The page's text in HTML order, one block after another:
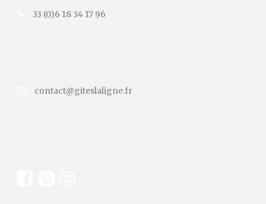
33 (0)6 18 34 17 96
contact@giteslaligne.fr